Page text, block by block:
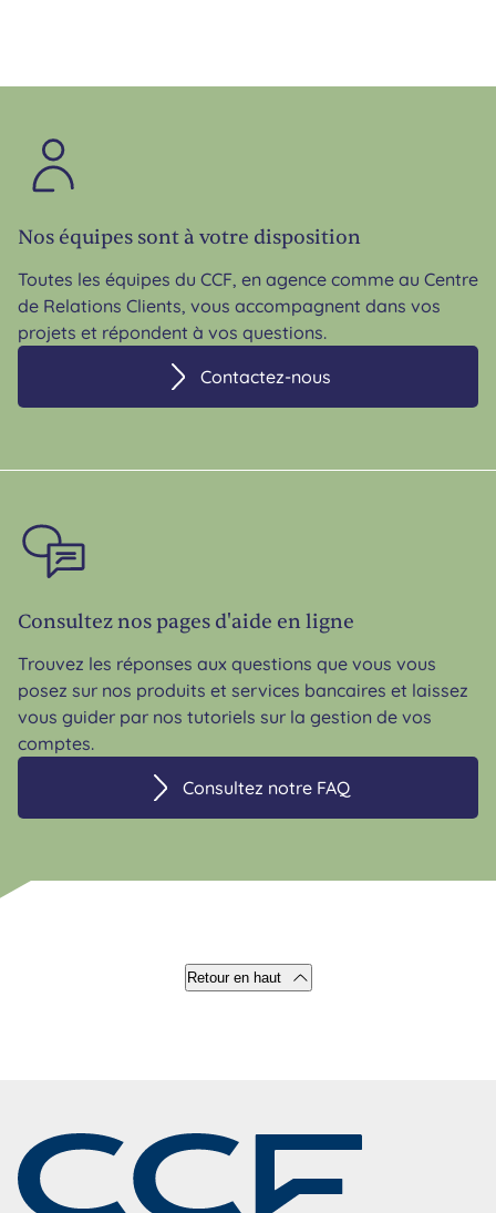
Nos équipes sont à votre disposition
Toutes les équipes du CCF, en agence comme au Centre
de Relations Clients, vous accompagnent dans vos
projets et répondent à vos questions.
Contactez-nous
Consultez nos pages d'aide en ligne
Trouvez les réponses aux questions que vous vous
posez sur nos produits et services bancaires et laissez
vous guider par nos tutoriels sur la gestion de vos
comptes.
Consultez notre FAQ
Retour en haut